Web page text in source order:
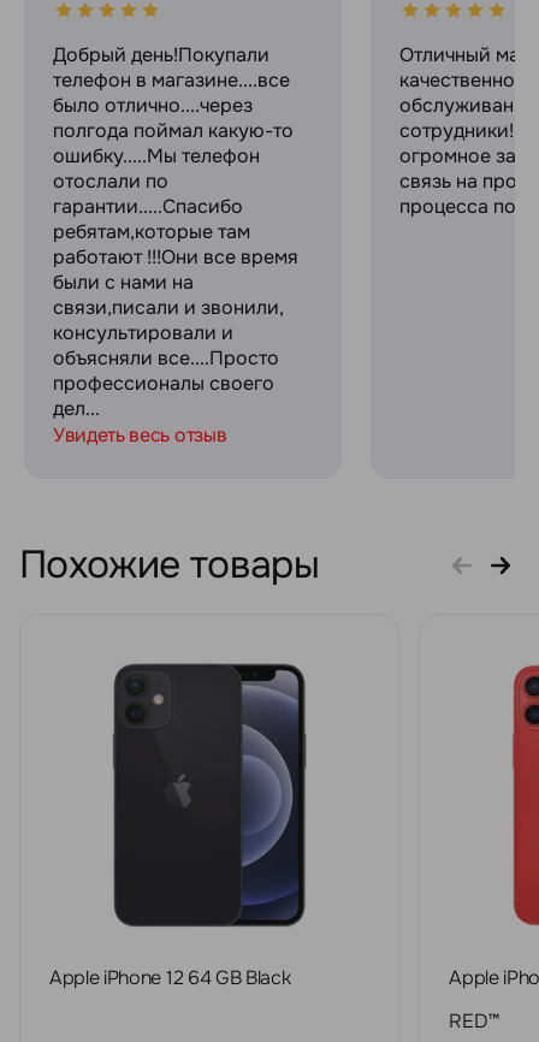
Добрый день!Покупали
телефон в магазине....все
было отлично....через
полгода поймал какую-то
ошибку.....Мы телефон
отослали по
гарантии.....Спасибо
ребятам,которые там
работают !!!Они все время
были с нами на
связи,писали и звонили,
консультировали и
объясняли все....Просто
профессионалы своего
дел...
Увидеть весь отзыв
Отличный
качественное
сотрудники!
огромное за
связь на
процесса
Похожие товары
Apple iPhone 12 64 GB Black
Apple
RED™